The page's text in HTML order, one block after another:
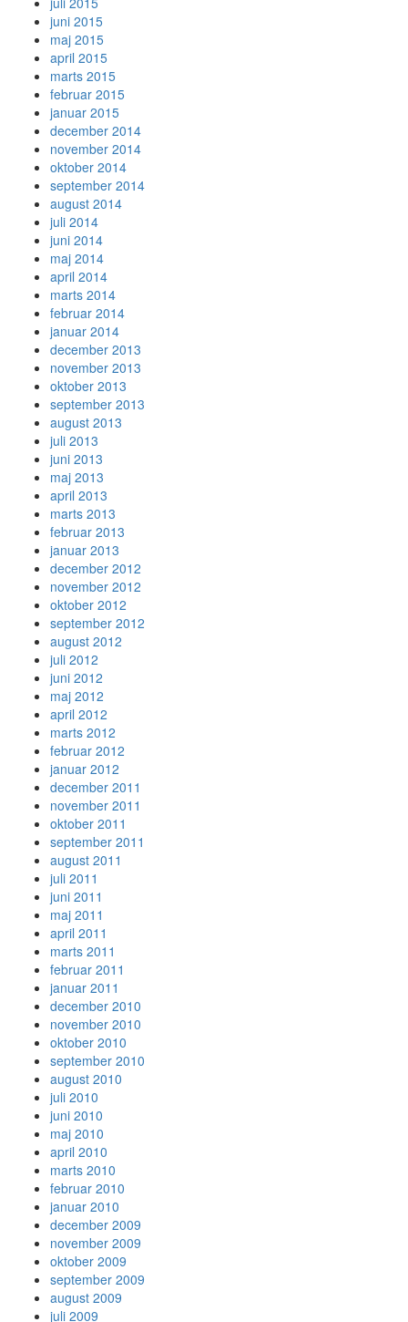
juni 2015
maj 2015
april 2015
marts 2015
februar 2015
januar 2015
december 2014
november 2014
oktober 2014
september 2014
august 2014
juli 2014
juni 2014
maj 2014
april 2014
marts 2014
februar 2014
januar 2014
december 2013
november 2013
oktober 2013
september 2013
august 2013
juli 2013
juni 2013
maj 2013
april 2013
marts 2013
februar 2013
januar 2013
december 2012
november 2012
oktober 2012
september 2012
august 2012
juli 2012
juni 2012
maj 2012
april 2012
marts 2012
februar 2012
januar 2012
december 2011
november 2011
oktober 2011
september 2011
august 2011
juli 2011
juni 2011
maj 2011
april 2011
marts 2011
februar 2011
januar 2011
december 2010
november 2010
oktober 2010
september 2010
august 2010
juli 2010
juni 2010
maj 2010
april 2010
marts 2010
februar 2010
januar 2010
december 2009
november 2009
oktober 2009
september 2009
august 2009
juli 2009